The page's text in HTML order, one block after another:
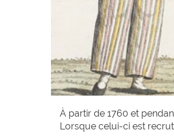
À partir de 1760 et
Lorsque celui-ci est